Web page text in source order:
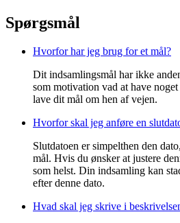
Spørgsmål
Hvorfor har jeg brug for et mål?
Dit indsamlingsmål har ikke
som motivation vad at have
lave dit mål om hen af vejen.
Hvorfor skal jeg anføre en
Slutdatoen er simpelthen den
mål. Hvis du ønsker at justere
som helst. Din indsamling kan
efter denne dato.
Hvad skal jeg skrive i